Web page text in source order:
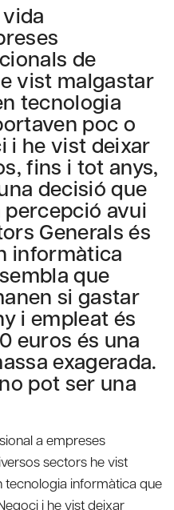
de
vist malgastar
tecnologia
poc o
i he vist deixar
fins i tot anys,
decisió que
percepció avui
Generals és
informàtica
que
si gastar
i empleat és
euros és una
exagerada.
pot ser una
a empreses
sectors he vist
tecnologia informàtica que
i he vist deixar